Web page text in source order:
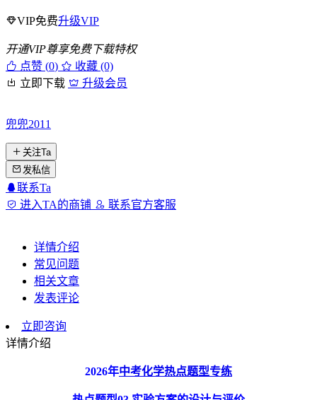
VIP免费升级VIP
开通VIP尊享免费下载特权
点赞 (0)
收藏 (0)
立即下载
升级会员
兜兜2011
关注Ta
发私信
联系Ta
进入TA的商铺
联系官方客服
详情介绍
常见问题
相关文章
发表评论
立即咨询
详情介绍
2026年中考化学热点题型专练